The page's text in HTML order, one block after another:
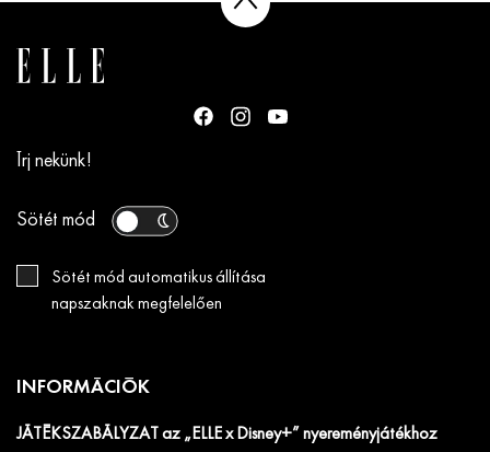
Írj nekünk!
Sötét mód
Sötét mód automatikus állítása
napszaknak megfelelően
INFORMÁCIÓK
JÁTÉKSZABÁLYZAT az „ELLE x Disney+” nyereményjátékhoz